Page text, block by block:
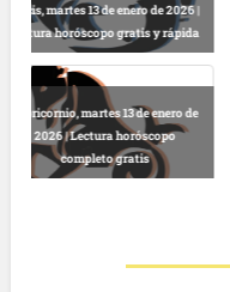
2026 | Horóscopo gratis hoy y
completo
Virgo, martes 13 de enero de 2026 |
Predicciones astrológicas
gratuitas hoy